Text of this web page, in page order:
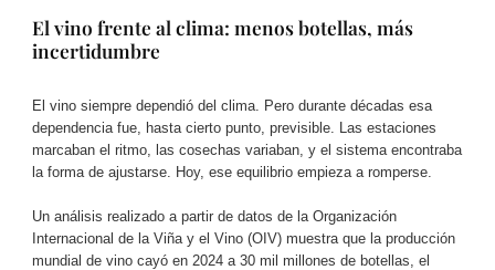
El vino frente al clima: menos botellas, más
incertidumbre
El vino siempre dependió del clima. Pero durante décadas esa
dependencia fue, hasta cierto punto, previsible. Las estaciones
marcaban el ritmo, las cosechas variaban, y el sistema encontraba
la forma de ajustarse. Hoy, ese equilibrio empieza a romperse.
Un análisis realizado a partir de datos de la Organización
Internacional de la Viña y el Vino (OIV) muestra que la producción
mundial de vino cayó en 2024 a 30 mil millones de botellas, el